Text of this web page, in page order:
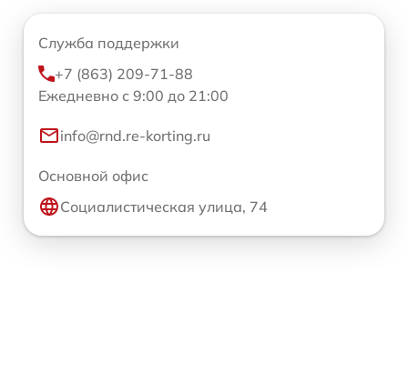
Служба поддержки
+7 (863) 209-71-88
Ежедневно с 9:00 до 21:00
info@rnd.re-korting.ru
Основной офис
Социалистическая улица, 74